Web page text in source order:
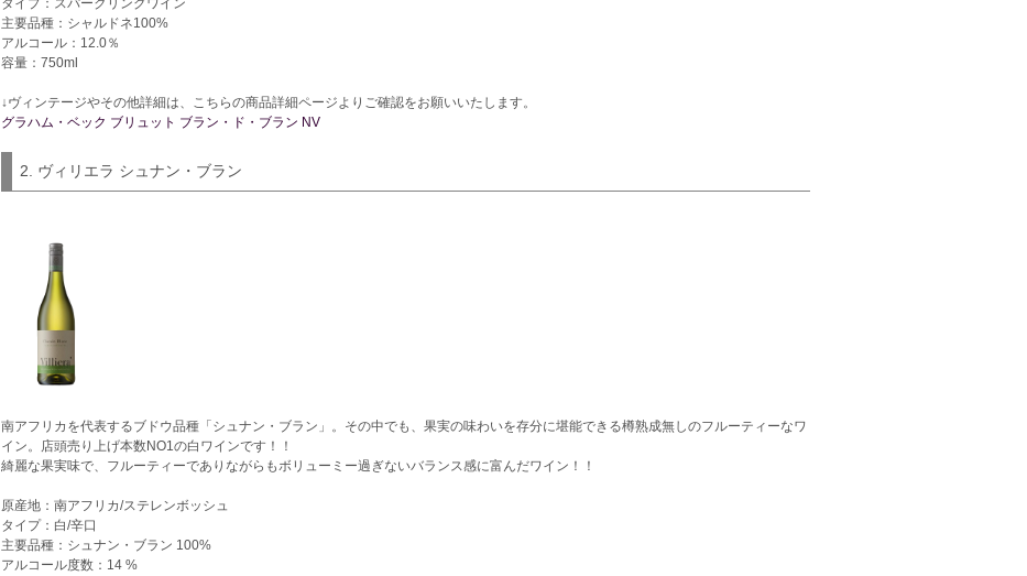
タイプ：スパークリングワイン
主要品種：シャルドネ100%
アルコール：12.0％
容量：750ml
↓ヴィンテージやその他詳細は、こちらの商品詳細ページよりご確認をお願いいたします。
グラハム・ベック ブリュット ブラン・ド・ブラン NV
2. ヴィリエラ シュナン・ブラン
南アフリカを代表するブドウ品種「シュナン・ブラン」。その中でも、果実の味わいを存分に堪能できる樽熟成無しのフルーティーなワ
イン。店頭売り上げ本数NO1の白ワインです！！
綺麗な果実味で、フルーティーでありながらもボリューミー過ぎないバランス感に富んだワイン！！
原産地：南アフリカ/ステレンボッシュ
タイプ：白/辛口
主要品種：シュナン・ブラン 100%
アルコール度数：14 %